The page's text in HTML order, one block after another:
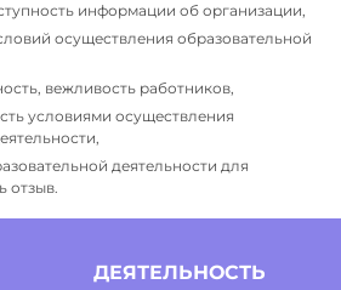
информации об организации,
осуществления образовательной
вежливость работников,
условиями осуществления
деятельности для
отзыв.
ДЕЯТЕЛЬНОСТЬ